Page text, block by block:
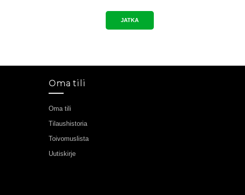
JATKA
Oma tili
Oma tili
Tilaushistoria
Toivomuslista
Uutiskirje